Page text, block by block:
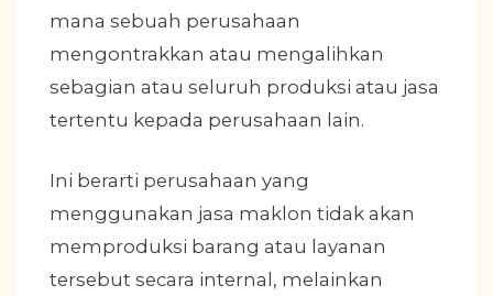
mana sebuah perusahaan
mengontrakkan atau mengalihkan
sebagian atau seluruh produksi atau jasa
tertentu kepada perusahaan lain.
Ini berarti perusahaan yang
menggunakan jasa maklon tidak akan
memproduksi barang atau layanan
tersebut secara internal, melainkan